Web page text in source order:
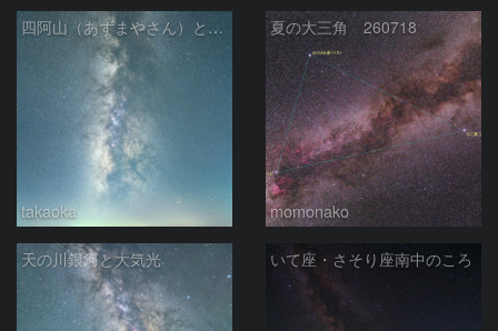
四阿山（あずまやさん）と立ち昇る夏の銀河
takaoka
夏の大三角 260718
momonako
天の川銀河と大気光 いて座・さそり座南中のころ